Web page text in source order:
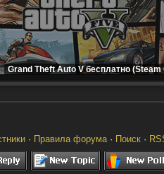
Grand Theft Auto V бесплатно (Steam
· Правила форума· Поиск·